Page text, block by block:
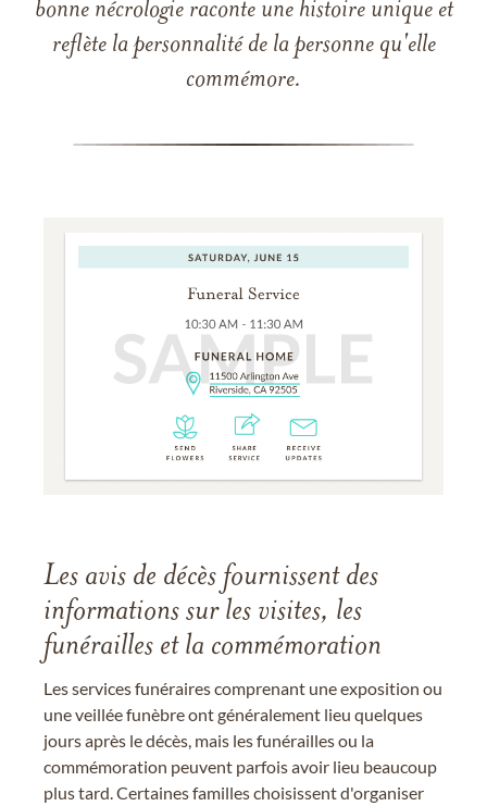
bonne nécrologie raconte une histoire unique et
reflète la personnalité de la personne qu'elle
commémore.
Les avis de décès fournissent des
informations sur les visites, les
funérailles et la commémoration
Les services funéraires comprenant une exposition ou
une veillée funèbre ont généralement lieu quelques
jours après le décès, mais les funérailles ou la
commémoration peuvent parfois avoir lieu beaucoup
plus tard. Certaines familles choisissent d'organiser